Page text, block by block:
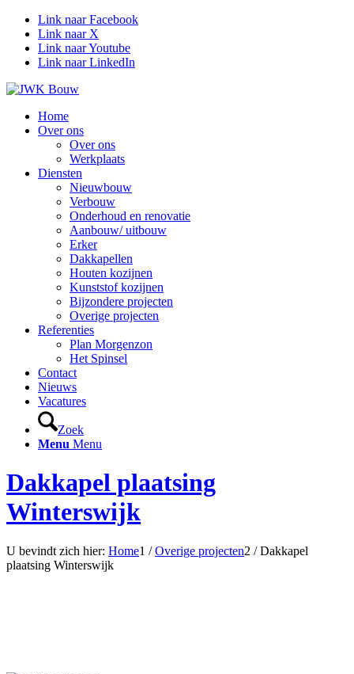
Link naar Facebook
Link naar X
Link naar Youtube
Link naar LinkedIn
Home
Over ons
Over ons
Werkplaats
Diensten
Nieuwbouw
Verbouw
Onderhoud en renovatie
Aanbouw/ uitbouw
Erker
Dakkapellen
Houten kozijnen
Kunststof kozijnen
Bijzondere projecten
Overige projecten
Referenties
Plan Morgenzon
Het Spinsel
Contact
Nieuws
Vacatures
Zoek
Menu Menu
Dakkapel plaatsing
Winterswijk
U bevindt zich hier: Home1 / Overige projecten2 / Dakkapel
plaatsing Winterswijk